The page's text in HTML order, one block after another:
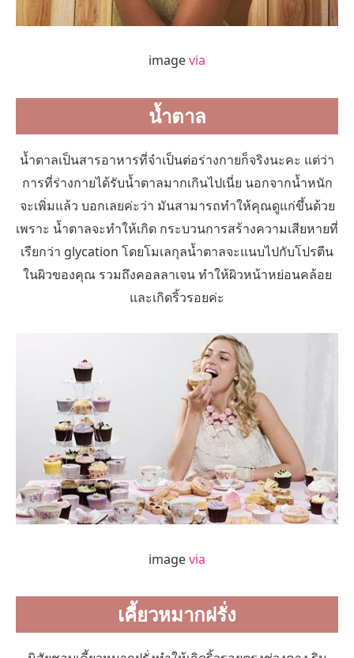
imagevia
น้ำตาล
น้ำตาลเป็นสารอาหารที่จำเป็นต่อร่างกายก็จริงนะคะ แต่ว่า
การที่ร่างกายได้รับน้ำตาลมากเกินไปเนี่ย นอกจากน้ำหนัก
จะเพิ่มแล้ว บอกเลยค่ะว่า มันสามารถทำให้คุณดูแก่ขึ้นด้วย
เพราะ น้ำตาลจะทำให้เกิด กระบวนการสร้างความเสียหายที่
เรียกว่า glycation โดยโมเลกุลน้ำตาลจะแนบไปกับโปรตีน
ในผิวของคุณ รวมถึงคอลลาเจน ทำให้ผิวหน้าหย่อนคล้อย
และเกิดริ้วรอยค่ะ
imagevia
เคี้ยวหมากฝรั่ง